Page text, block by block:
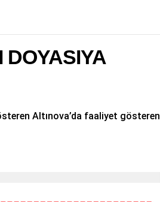
Altınova’da faaliyet gösteren